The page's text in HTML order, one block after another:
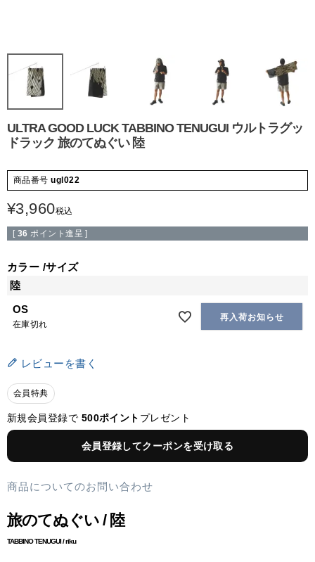
ULTRA GOOD LUCK TABBINO TENUGUI ウルトラグッ
ドラック 旅のてぬぐい 陸
商品番号 ugl022
¥3,960税込
[ 36 ポイント進呈 ]
カラー サイズ
陸
OS
在庫切れ
再入荷お知らせ
レビューを書く
会員特典
新規会員登録で 500ポイント プレゼント
会員登録してクーポンを受け取る
商品についてのお問い合わせ
旅のてぬぐい / 陸
TABBINO TENUGUI / riku